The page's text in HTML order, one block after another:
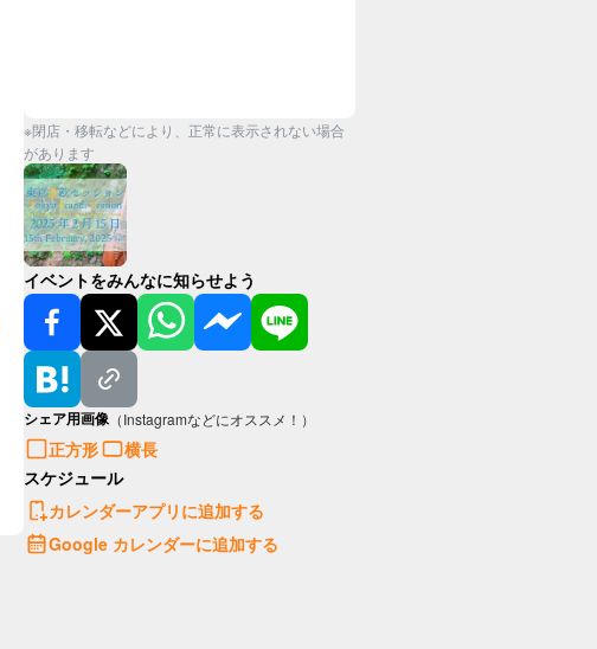
※閉店・移転などにより、正常に表示されない場合
があります
イベントをみんなに知らせよう
シェア用画像 （Instagramなどにオススメ！）
正方形
横長
スケジュール
カレンダーアプリに追加する
Google カレンダーに追加する